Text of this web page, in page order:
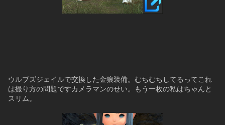
ウルブズジェイルで交換した金狼装備。むちむちしてるってこれ
は撮り方の問題ですカメラマンのせい。もう一枚の私はちゃんと
スリム。